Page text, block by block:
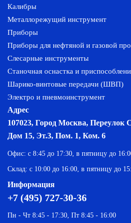
Калибры
Металлорежущий инструмент
Приборы
Приборы для нефтяной и газовой
Слесарные инструменты
Станочная оснастка и
Шарико-винтовые передачи (ШВП)
Электро и пневмоинструмент
Адрес
107023, Город Москва, Переулок
Дом 15, Эт.3, Пом. 1, Ком. 6
Офис: с 8:45 до 17:30, в пятницу до
Склад: с 10:00 до 16:00, в пятницу до
Информация
+7 (495) 727-30-36
Пн - Чт 8:45 - 17:30, Пт 8:45 - 16:00